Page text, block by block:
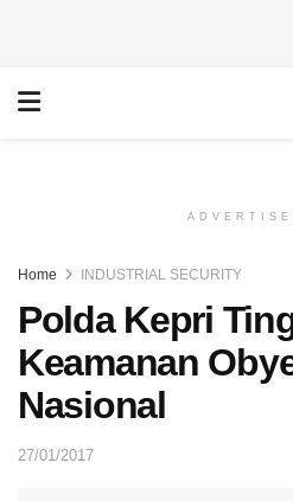
Home INDUSTRIAL SECURITY
Polda Kepri
Keamanan
Nasional
27/01/2017